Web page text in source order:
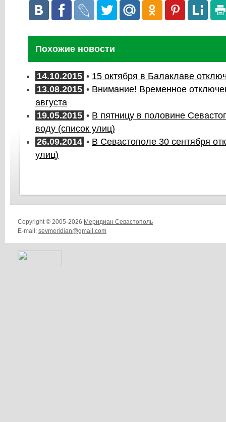
Похожие новости
14.10.2015 • 15 октября в Балаклаве
13.08.2015 • Внимание! Временное
августа
19.05.2015 • В пятницу в половине
воду (список улиц)
26.09.2014 • В Севастополе 30 сентября
улиц)
Copyright © 2005-2026 Меридиан Севастополь
E-mail: sevmeridian@gmail.com